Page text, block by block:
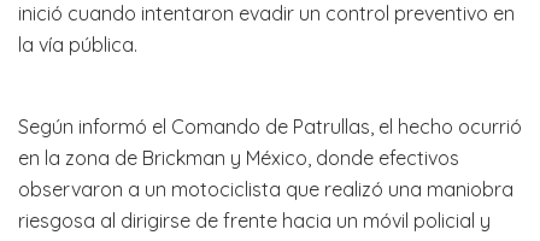
inició cuando intentaron evadir un control preventivo en
la vía pública.
Según informó el Comando de Patrullas, el hecho ocurrió
en la zona de Brickman y México, donde efectivos
observaron a un motociclista que realizó una maniobra
riesgosa al dirigirse de frente hacia un móvil policial y